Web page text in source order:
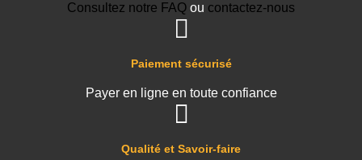
Qualité et Savoir-faire
Paiement sécurisé
Payer en ligne en toute confiance
Consultez notre FAQ ou contactez-nous